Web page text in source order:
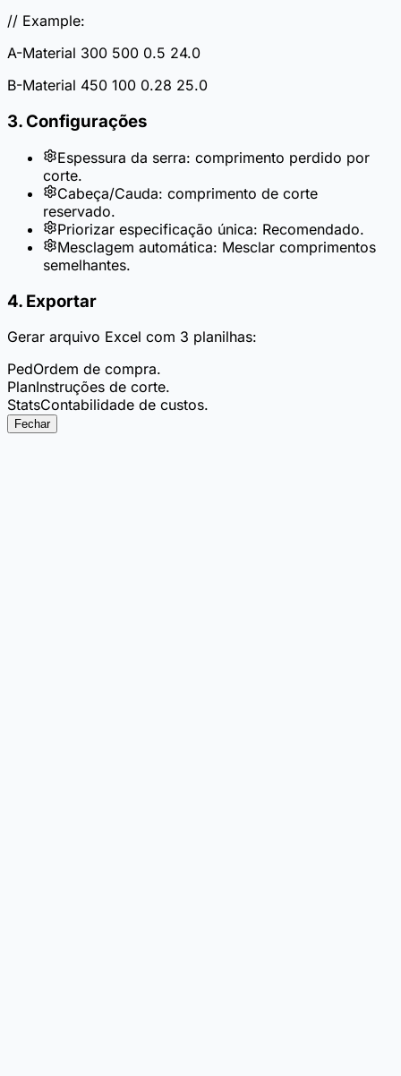
// Example:
A-Material 300 500 0.5 24.0
B-Material 450 100 0.28 25.0
3. Configurações
Espessura da serra: comprimento perdido por
corte.
Cabeça/Cauda: comprimento de corte
reservado.
Priorizar especificação única: Recomendado.
Mesclagem automática: Mesclar comprimentos
semelhantes.
4. Exportar
Gerar arquivo Excel com 3 planilhas:
PedOrdem de compra.
PlanInstruções de corte.
StatsContabilidade de custos.
Fechar